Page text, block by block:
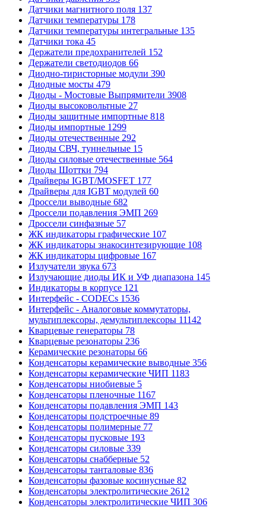
Датчики магнитного поля 137
Датчики температуры 178
Датчики температуры интегральные 135
Датчики тока 45
Держатели предохранителей 152
Держатели светодиодов 66
Диодно-тиристорные модули 390
Диодные мосты 479
Диоды - Мостовые Выпрямители 3908
Диоды высоковольтные 27
Диоды защитные импортные 818
Диоды импортные 1299
Диоды отечественные 292
Диоды СВЧ, туннельные 15
Диоды силовые отечественные 564
Диоды Шоттки 794
Драйверы IGBT/MOSFET 177
Драйверы для IGBT модулей 60
Дроссели выводные 682
Дроссели подавления ЭМП 269
Дроссели синфазные 57
ЖК индикаторы графические 107
ЖК индикаторы знакосинтезирующие 108
ЖК индикаторы цифровые 167
Излучатели звука 673
Излучающие диоды ИК и УФ диапазона 145
Индикаторы в корпусе 121
Интерфейс - CODECs 1536
Интерфейс - Аналоговые коммутаторы,
мультиплексоры, демультиплексоры 11142
Кварцевые генераторы 78
Кварцевые резонаторы 236
Керамические резонаторы 66
Конденсаторы керамические выводные 356
Конденсаторы керамические ЧИП 1183
Конденсаторы ниобиевые 5
Конденсаторы пленочные 1167
Конденсаторы подавления ЭМП 143
Конденсаторы подстроечные 89
Конденсаторы полимерные 77
Конденсаторы пусковые 193
Конденсаторы силовые 339
Конденсаторы снабберные 52
Конденсаторы танталовые 836
Конденсаторы фазовые косинусные 82
Конденсаторы электролитические 2612
Конденсаторы электролитические ЧИП 306